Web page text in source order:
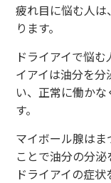
疲れ目に悩む人は
ります。
ドライアイで悩
イアイは油分を分
い、正常に働か
す。
マイボール腺は
ことで油分の分泌
ドライアイの症状